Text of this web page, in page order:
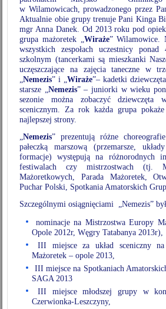
w Wilamowicach, prowadzonego przez
Aktualnie obie grupy trenuje Pani Kinga
mgr Anna Danek. Od 2013 roku pod
grupa mażoretek „ Wiraże” Wilamowice.
wszystkich zespołach uczestnicy
szkolnym (tancerkami są mieszkanki
uczęszczające na zajęcia taneczne w
„Nemezis” i „Wiraże”– kadetki
starsze „ Nemezis” – juniorki w wieku
sezonie można zobaczyć dziewczęta
scenicznym. Za rok każda grupa
najlepszej strony.
„Nemezis” prezentują różne
pałeczką marszową (przemarsze,
formacje) występują na różnorodnych
festiwalach czy mistrzostwach (tj.
Mażoretkowych, Parada Mażoretek,
Puchar Polski, Spotkania Amatorskich
Szczególnymi osiągnięciami „Nemezis”
nominacje na Mistrzostwa Europy
Opole 2012r, Węgry Tatabanya 2013r),
III miejsce za układ sceniczny
Mażoretek – opole 2013,
III miejsce na Spotkaniach
SAGA 2013
III miejsce młodszej grupy w
Czerwionka-Leszczyny,